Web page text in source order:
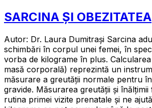
SARCINA ȘI OBEZITATEA
Autor: Dr. Laura Dumitrași Sarcina
schimbări în corpul unei femei, în
vorba de kilograme în plus.
masă corporală) reprezintă un
măsurare a greutății normale pentru
gravide. Măsurarea greutății și
rutina primei vizite prenatale și ne